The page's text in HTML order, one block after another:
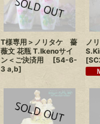
T様専用＞ノリタケ 薔
薇文 花瓶 T.Ikenoサイ
ン＜ご決済用
[54-6-
3 a,b]
ノ
[